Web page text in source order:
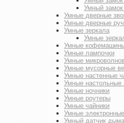
Умный замок
Умные дверные
Умные дверные
Умные зеркала
Умные
Умные
Умные лампочки
Умные
Умные мусорные
Умные настенные
Умные
Умные ночники
Умные роутеры
Умные чайники
Умные
Умный датчик дыма